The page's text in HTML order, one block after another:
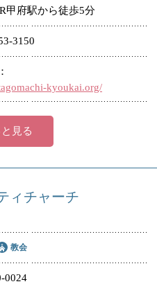
甲府駅から徒歩5分
3150
kyoukai.org/
と見る
ィチャーチ
教会
0024